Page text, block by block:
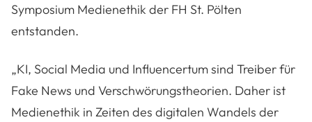
Symposium Medienethik der FH St. Pölten
entstanden.
„KI, Social Media und Influencertum sind Treiber für
Fake News und Verschwörungstheorien. Daher ist
Medienethik in Zeiten des digitalen Wandels der